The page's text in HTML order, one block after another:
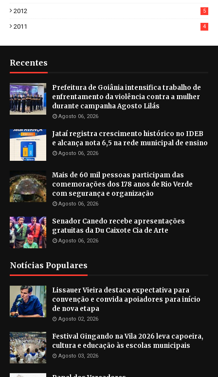
2012 5
2011 4
Recentes
Prefeitura de Goiânia intensifica trabalho de
enfrentamento da violência contra a mulher
durante campanha Agosto Lilás
Agosto 06, 2026
Jataí registra crescimento histórico no IDEB
e alcança nota 6,5 na rede municipal de ensino
Agosto 06, 2026
Mais de 60 mil pessoas participam das
comemorações dos 178 anos de Rio Verde
com segurança e organização
Agosto 06, 2026
Senador Canedo recebe apresentações
gratuitas da Du Caixote Cia de Arte
Agosto 06, 2026
Notícias Populares
Lissauer Vieira destaca expectativa para
convenção e convida apoiadores para início
de nova etapa
Agosto 02, 2026
Festival Gingando na Vila 2026 leva capoeira,
cultura e educação às escolas municipais
Agosto 03, 2026